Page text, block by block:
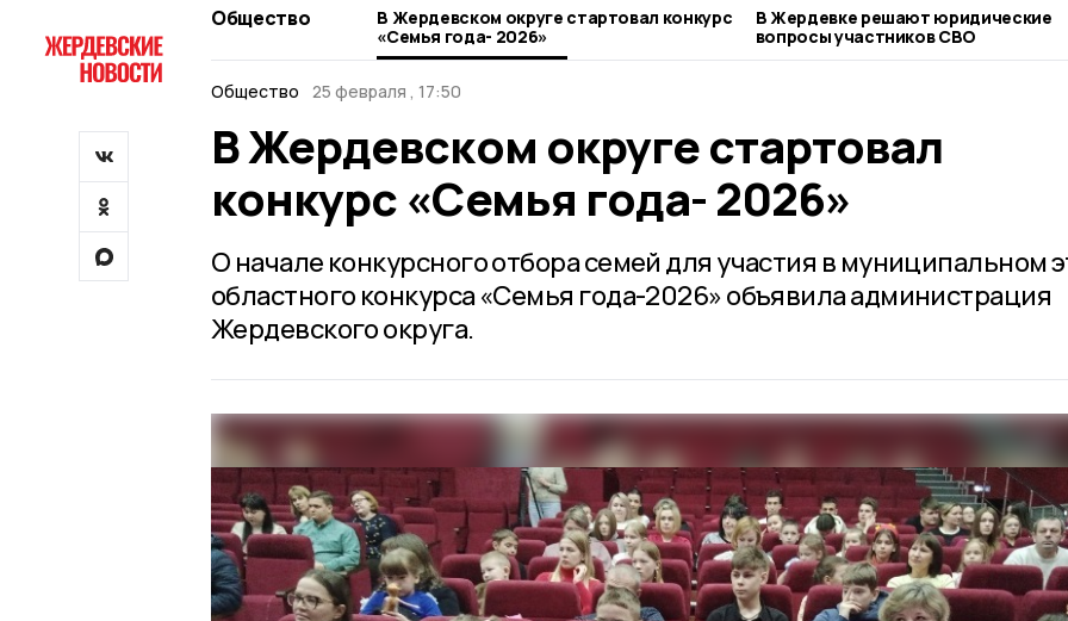
Общество
В Жердевском округе стартовал конкурс
«Семья года- 2026»
В Жердевке решают юридические
вопросы участников СВО
Общество 25 февраля , 17:50
В Жердевском округе стартовал
конкурс «Семья года- 2026»
О начале конкурсного отбора семей для участия в муниципальном
областного конкурса «Семья года-2026» объявила администрация
Жердевского округа.